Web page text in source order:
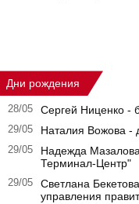
Дни рождения
28/05 Сергей Ниценко -
29/05 Наталия Вожова -
29/05
Надежда
Терминал-Центр"
29/05
Светлана
управления